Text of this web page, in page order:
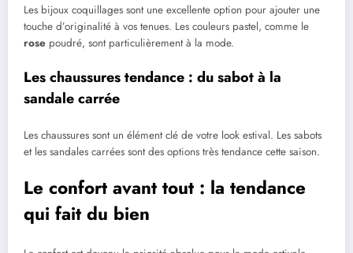
Les bijoux coquillages sont une excellente option pour ajouter une
touche d’originalité à vos tenues. Les couleurs pastel, comme le
rose poudré, sont particulièrement à la mode.
Les chaussures tendance : du sabot à la
sandale carrée
Les chaussures sont un élément clé de votre look estival. Les sabots
et les sandales carrées sont des options très tendance cette saison.
Le confort avant tout : la tendance
qui fait du bien